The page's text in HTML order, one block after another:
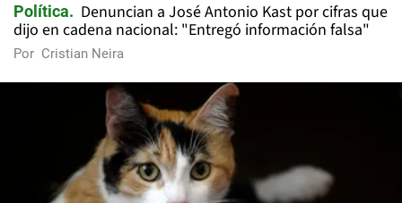
Política
Denuncian a José Antonio Kast por cifras que
dijo en cadena nacional: "Entregó información falsa"
Por Cristian Neira